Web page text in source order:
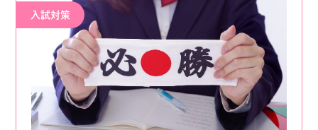
入試対策